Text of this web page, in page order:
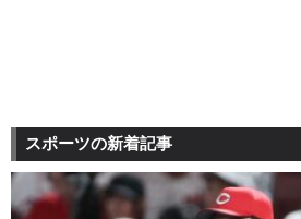
スポーツの新着記事